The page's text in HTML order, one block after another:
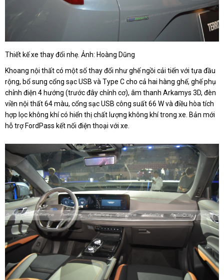
Thiết kế xe thay đổi nhẹ. Ảnh: Hoàng Dũng
Khoang nội thất có một số thay đổi như ghế ngồi cải tiến với tựa đầu
rộng, bổ sung cổng sạc USB và Type C cho cả hai hàng ghế, ghế phụ
chỉnh điện 4 hướng (trước đây chỉnh cơ), âm thanh Arkamys 3D, đèn
viền nội thất 64 màu, cổng sạc USB công suất 66 W và điều hòa tích
hợp lọc không khí có hiển thị chất lượng không khí trong xe. Bản mới
hỗ trợ FordPass kết nối điện thoại với xe.